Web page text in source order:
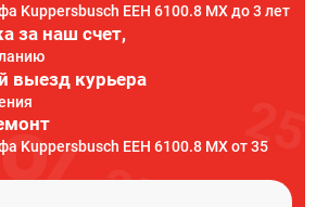
Kuppersbusch EEH 6100.8 MX до 3 лет
за наш счет,
выезд курьера
Kuppersbusch EEH 6100.8 MX от 35